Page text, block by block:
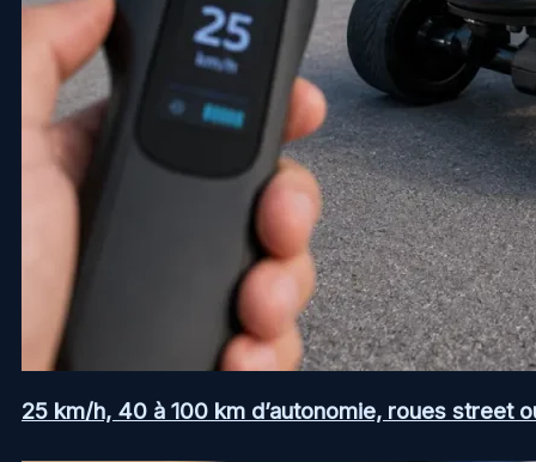
25 km/h, 40 à 100 km d’autonomie, roues street